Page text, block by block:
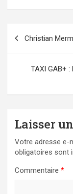
de
l’article
Christian
TAXI GAB+
Laisser
Votre adresse e-
obligatoires sont
Commentaire *